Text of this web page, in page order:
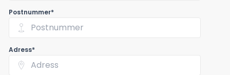
Postnummer*
Adress*